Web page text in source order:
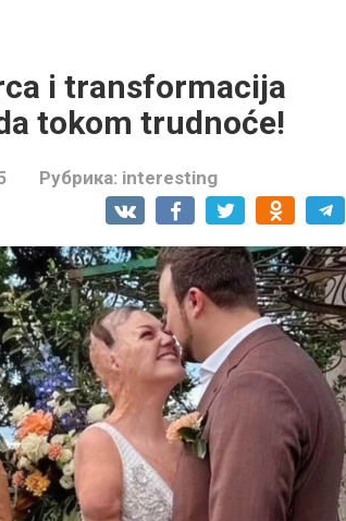
i transformacija
tokom trudnoće!
Рубрика: interesting